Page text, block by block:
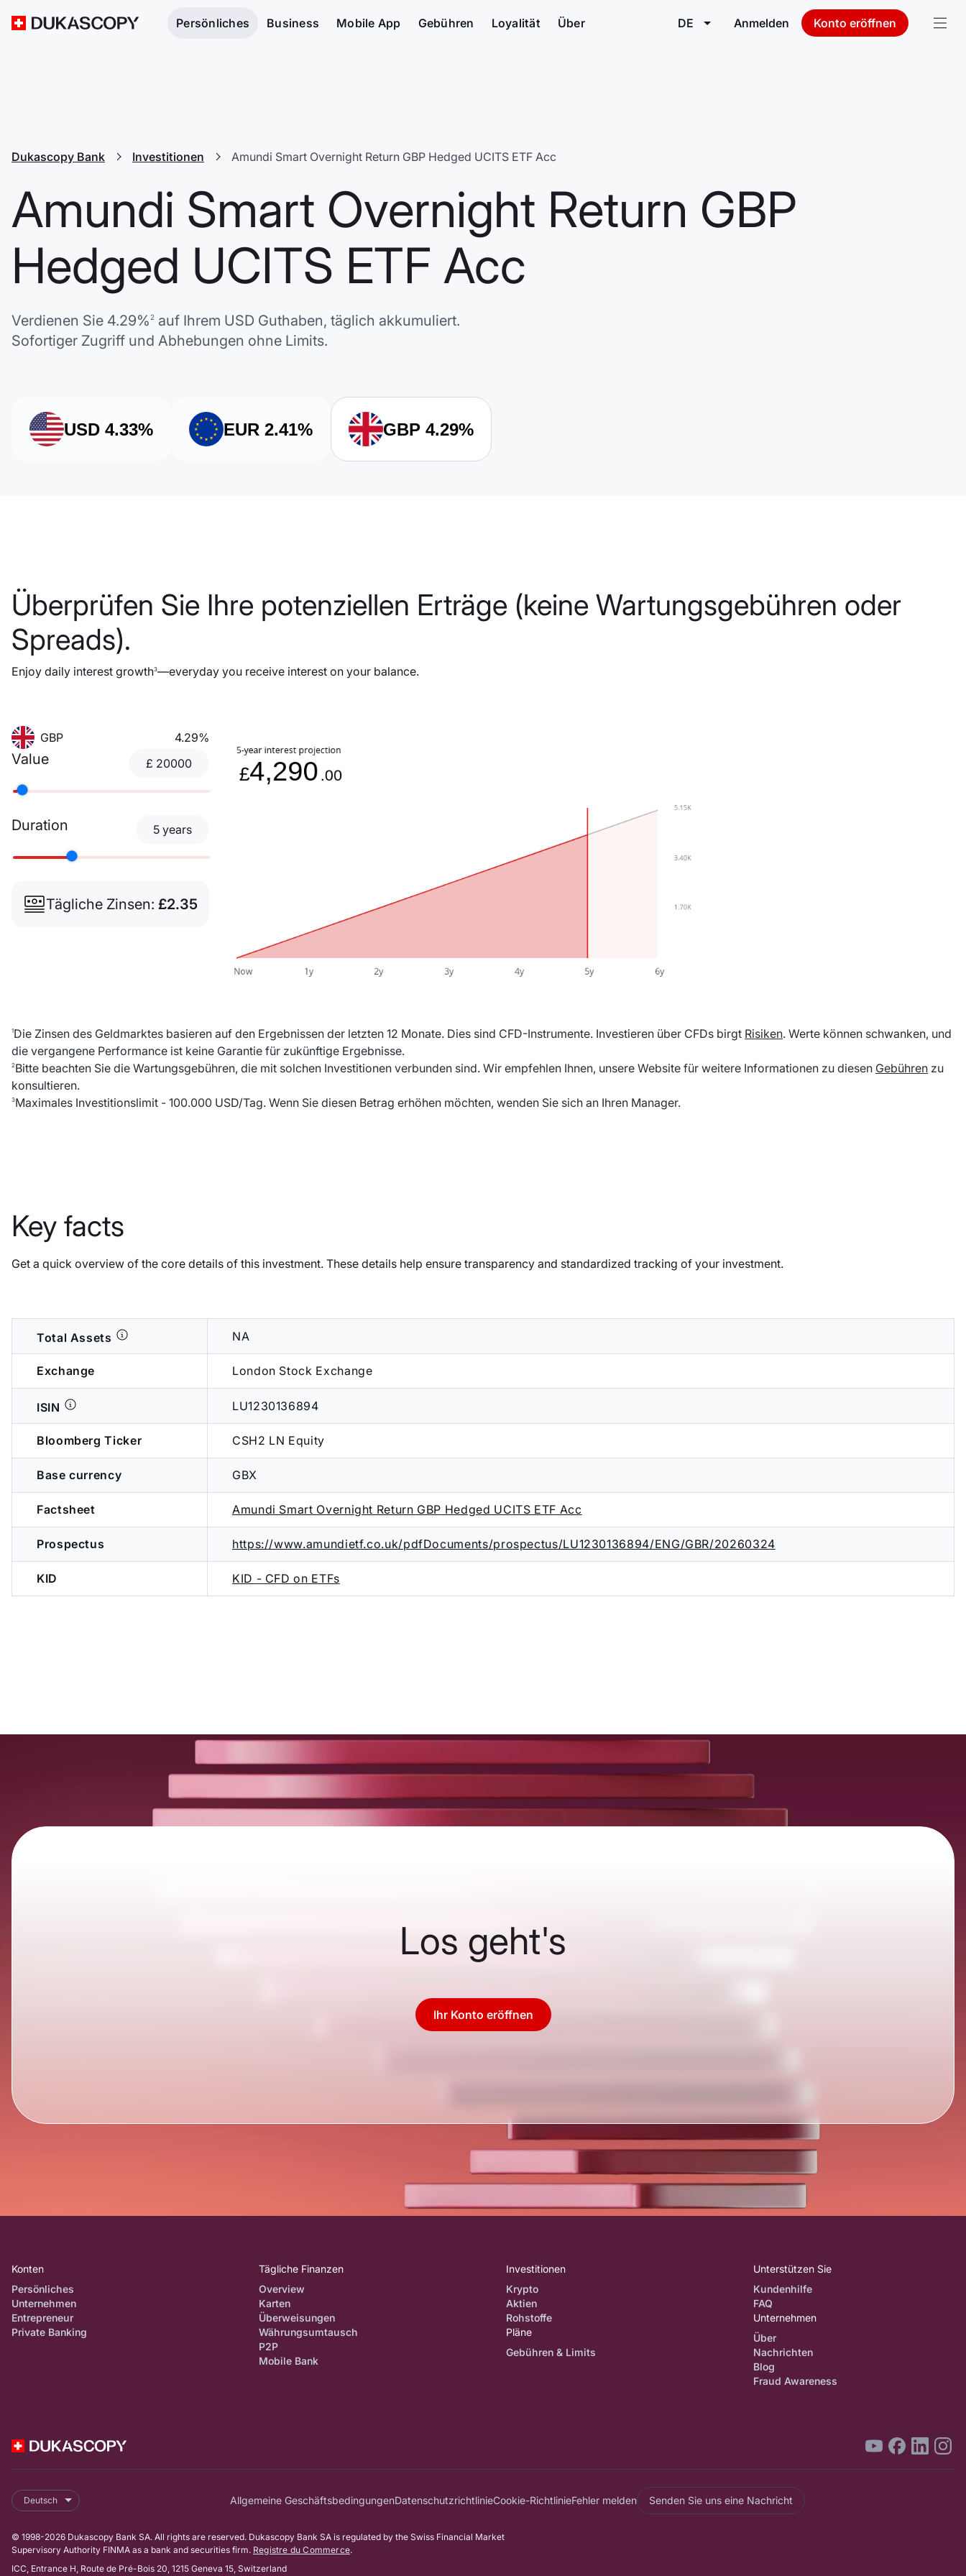
Persönliches Business Mobile App Gebühren Loyalität Über DE Anmelden Konto eröffnen
Dukascopy Bank Investitionen Amundi Smart Overnight Return GBP Hedged UCITS ETF Acc
Amundi Smart Overnight Return GBP
Hedged UCITS ETF Acc
Verdienen Sie 4.29%2 auf Ihrem USD Guthaben, täglich akkumuliert.
Sofortiger Zugriff und Abhebungen ohne Limits.
USD 4.33% EUR 2.41% GBP 4.29%
Überprüfen Sie Ihre potenziellen Erträge (keine Wartungsgebühren oder
Spreads).
Enjoy daily interest growth3—everyday you receive interest on your balance.
GBP 4.29%
Value £ 20000
Duration 5 years
Tägliche Zinsen: £2.35
1Die Zinsen des Geldmarktes basieren auf den Ergebnissen der letzten 12 Monate. Dies sind CFD-Instrumente. Investieren über CFDs birgt Risiken. Werte können schwanken, und
die vergangene Performance ist keine Garantie für zukünftige Ergebnisse.
2Bitte beachten Sie die Wartungsgebühren, die mit solchen Investitionen verbunden sind. Wir empfehlen Ihnen, unsere Website für weitere Informationen zu diesen Gebühren zu
konsultieren.
3Maximales Investitionslimit - 100.000 USD/Tag. Wenn Sie diesen Betrag erhöhen möchten, wenden Sie sich an Ihren Manager.
Key facts
Get a quick overview of the core details of this investment. These details help ensure transparency and standardized tracking of your investment.
Total Assets NA
Exchange London Stock Exchange
ISIN LU1230136894
Bloomberg Ticker CSH2 LN Equity
Base currency GBX
Factsheet Amundi Smart Overnight Return GBP Hedged UCITS ETF Acc
Prospectus https://www.amundietf.co.uk/pdfDocuments/prospectus/LU1230136894/ENG/GBR/20260324
KID KID - CFD on ETFs
Los geht's
Ihr Konto eröffnen
Konten
Persönliches
Unternehmen
Entrepreneur
Private Banking
Tägliche Finanzen
Overview
Karten
Überweisungen
Währungsumtausch
P2P
Mobile Bank
Investitionen
Krypto
Aktien
Rohstoffe
Pläne
Gebühren & Limits
Unterstützen Sie
Kundenhilfe
FAQ
Unternehmen
Über
Nachrichten
Blog
Fraud Awareness
Deutsch Allgemeine GeschäftsbedingungenDatenschutzrichtlinieCookie-RichtlinieFehler melden Senden Sie uns eine Nachricht
© 1998-2026 Dukascopy Bank SA. All rights are reserved. Dukascopy Bank SA is regulated by the Swiss Financial Market
Supervisory Authority FINMA as a bank and securities firm. Registre du Commerce.
ICC, Entrance H, Route de Pré-Bois 20, 1215 Geneva 15, Switzerland